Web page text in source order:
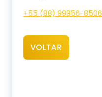
+55 (88) 99956-8506
VOLTAR